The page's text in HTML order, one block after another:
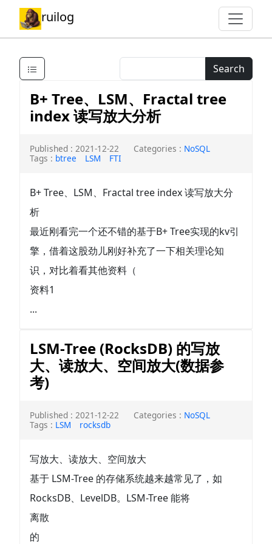
ruilog
Search
B+ Tree、LSM、Fractal tree
index 读写放大分析
Published : 2021-12-22 Categories : NoSQL
Tags : btree LSM FTI
B+ Tree、LSM、Fractal tree index 读写放大分
析
最近刚看完一个还不错的基于B+ Tree实现的kv引
擎，借着这股劲儿刚好补充了一下相关理论知
识，对比着看其他资料（
资料1
...
LSM-Tree (RocksDB) 的写放
大、读放大、空间放大(数据参
考)
Published : 2021-12-22 Categories : NoSQL
Tags : LSM rocksdb
写放大、读放大、空间放大
基于 LSM-Tree 的存储系统越来越常见了，如
RocksDB、LevelDB。LSM-Tree 能将
离散
的